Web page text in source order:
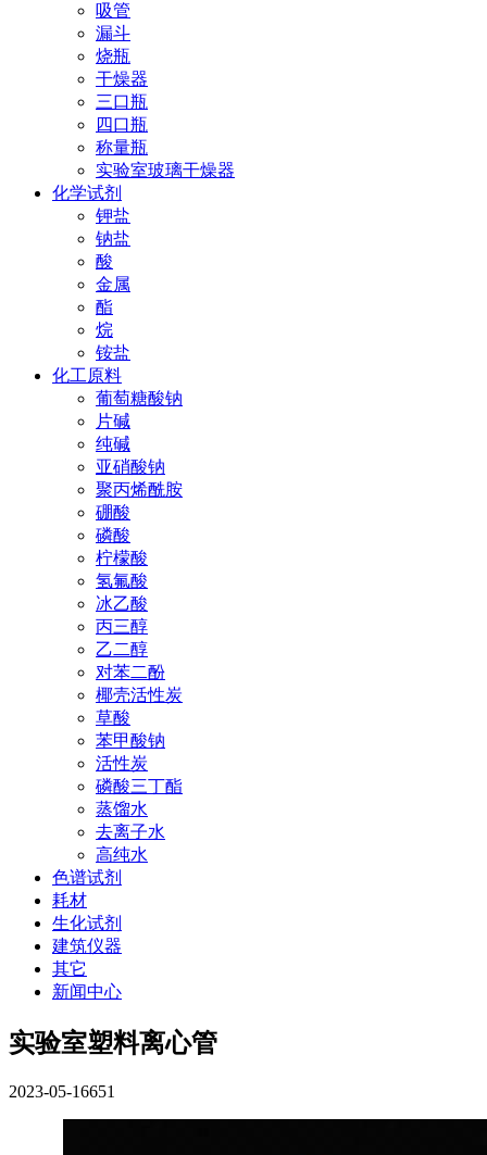
吸管
漏斗
烧瓶
干燥器
三口瓶
四口瓶
称量瓶
实验室玻璃干燥器
化学试剂
钾盐
钠盐
酸
金属
酯
烷
铵盐
化工原料
葡萄糖酸钠
片碱
纯碱
亚硝酸钠
聚丙烯酰胺
硼酸
磷酸
柠檬酸
氢氟酸
冰乙酸
丙三醇
乙二醇
对苯二酚
椰壳活性炭
草酸
苯甲酸钠
活性炭
磷酸三丁酯
蒸馏水
去离子水
高纯水
色谱试剂
耗材
生化试剂
建筑仪器
其它
新闻中心
实验室塑料离心管
2023-05-16651